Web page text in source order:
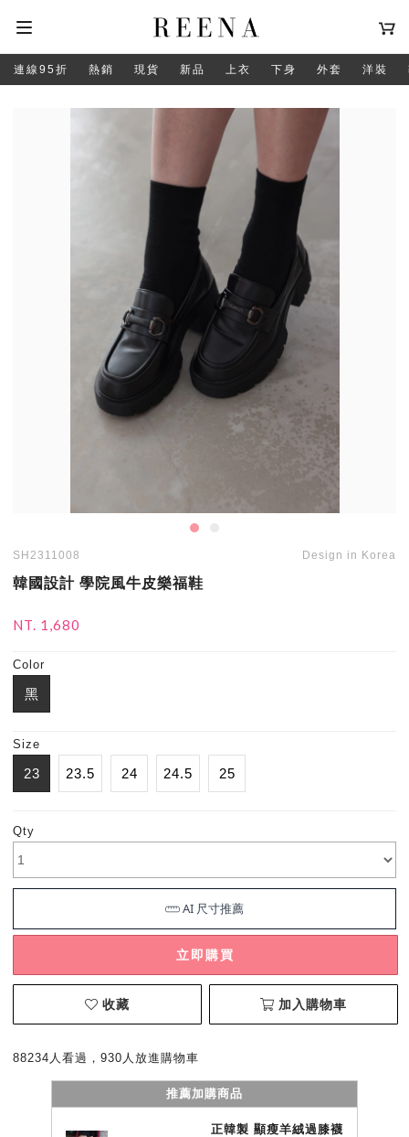
連線95折 熱銷 現貨 新品 上衣 下身 外套 洋裝
SH2311008 Design in Korea
韓國設計 學院風牛皮樂福鞋
NT. 1,680
Color
黑
Size
23 23.5 24 24.5 25
Qty
立即購買
收藏 加入購物車
88234人看過，930人放進購物車
推薦加購商品
正韓製 顯瘦羊絨過膝襪